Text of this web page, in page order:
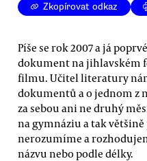
Zkopírovat odkaz
Píše se rok 2007 a já
dokument na jihlavském
filmu. Učitel literatury
dokumentů a o jednom z
za sebou ani ne druhý
na gymnáziu a tak
nerozumíme a
názvu nebo podle délky.